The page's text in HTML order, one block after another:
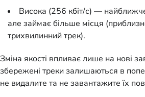
Висока (256 кбіт/с) — найближче
але займає більше місця
трихвилинний трек).
Зміна якості впливає лише на нові
збережені треки залишаються в
не видалите та не завантажите їх